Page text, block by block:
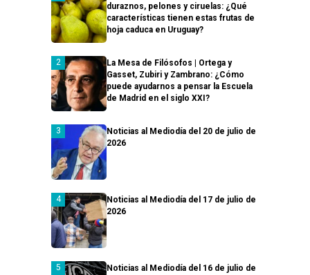
duraznos, pelones y ciruelas: ¿Qué
características tienen estas frutas de
hoja caduca en Uruguay?
La Mesa de Filósofos | Ortega y
Gasset, Zubiri y Zambrano: ¿Cómo
puede ayudarnos a pensar la Escuela
de Madrid en el siglo XXI?
Noticias al Mediodía del 20 de julio de
2026
Noticias al Mediodía del 17 de julio de
2026
Noticias al Mediodía del 16 de julio de